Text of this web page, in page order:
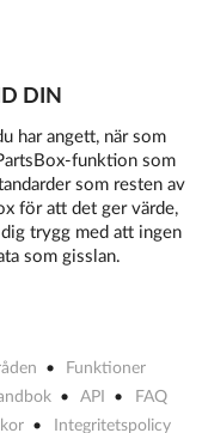
DIN
har angett, när som
funktion som
som resten av
för att det ger värde,
trygg med att ingen
som gisslan.
Funktioner
API
FAQ
Integritetspolicy